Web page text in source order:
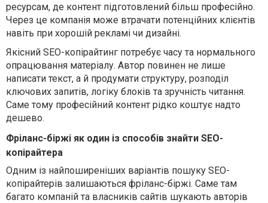
ресурсам, де контент підготовлений більш професійно.
Через це компанія може втрачати потенційних клієнтів
навіть при хорошій рекламі чи дизайні.
Якісний SEO-копірайтинг потребує часу та нормального
опрацювання матеріалу. Автор повинен не лише
написати текст, а й продумати структуру, розподіл
ключових запитів, логіку блоків та зручність читання.
Саме тому професійний контент рідко коштує надто
дешево.
Фріланс-біржі як один із способів знайти SEO-
копірайтера
Одним із найпоширеніших варіантів пошуку SEO-
копірайтерів залишаються фріланс-біржі. Саме там
багато компаній та власників сайтів шукають авторів